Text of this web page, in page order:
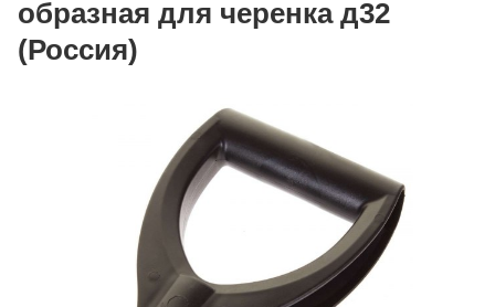
образная для черенка д32
(Россия)